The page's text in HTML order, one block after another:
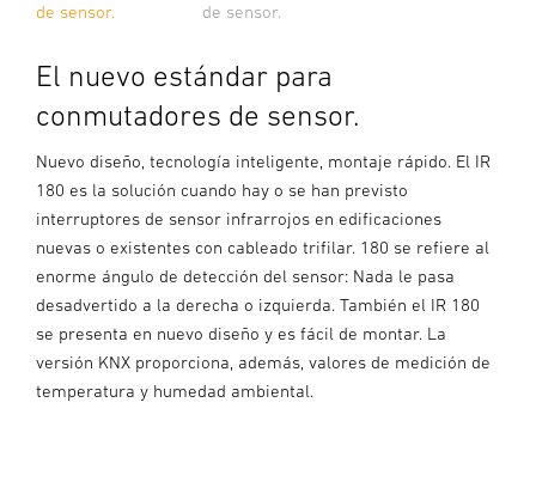
de sensor.
de sensor.
El nuevo estándar para
conmutadores de sensor.
Nuevo diseño, tecnología inteligente, montaje rápido. El IR
180 es la solución cuando hay o se han previsto
interruptores de sensor infrarrojos en edificaciones
nuevas o existentes con cableado trifilar. 180 se refiere al
enorme ángulo de detección del sensor: Nada le pasa
desadvertido a la derecha o izquierda. También el IR 180
se presenta en nuevo diseño y es fácil de montar. La
versión KNX proporciona, además, valores de medición de
temperatura y humedad ambiental.